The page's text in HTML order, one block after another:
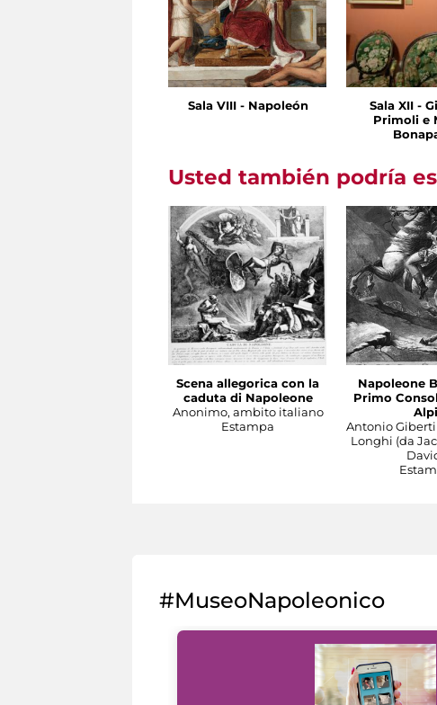
Sala VIII - Napoleón
Sala XII -
Primoli e
Usted también podría
Scena allegorica con la
caduta di Napoleone
Anonimo, ambito italiano
Estampa
Napoleone
Primo
Alpi
Antonio
Longhi (da
#MuseoNapoleonico